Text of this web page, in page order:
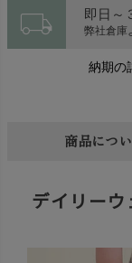
local_shipping 即日～
弊社倉庫
納期の
商品につ
デイリー